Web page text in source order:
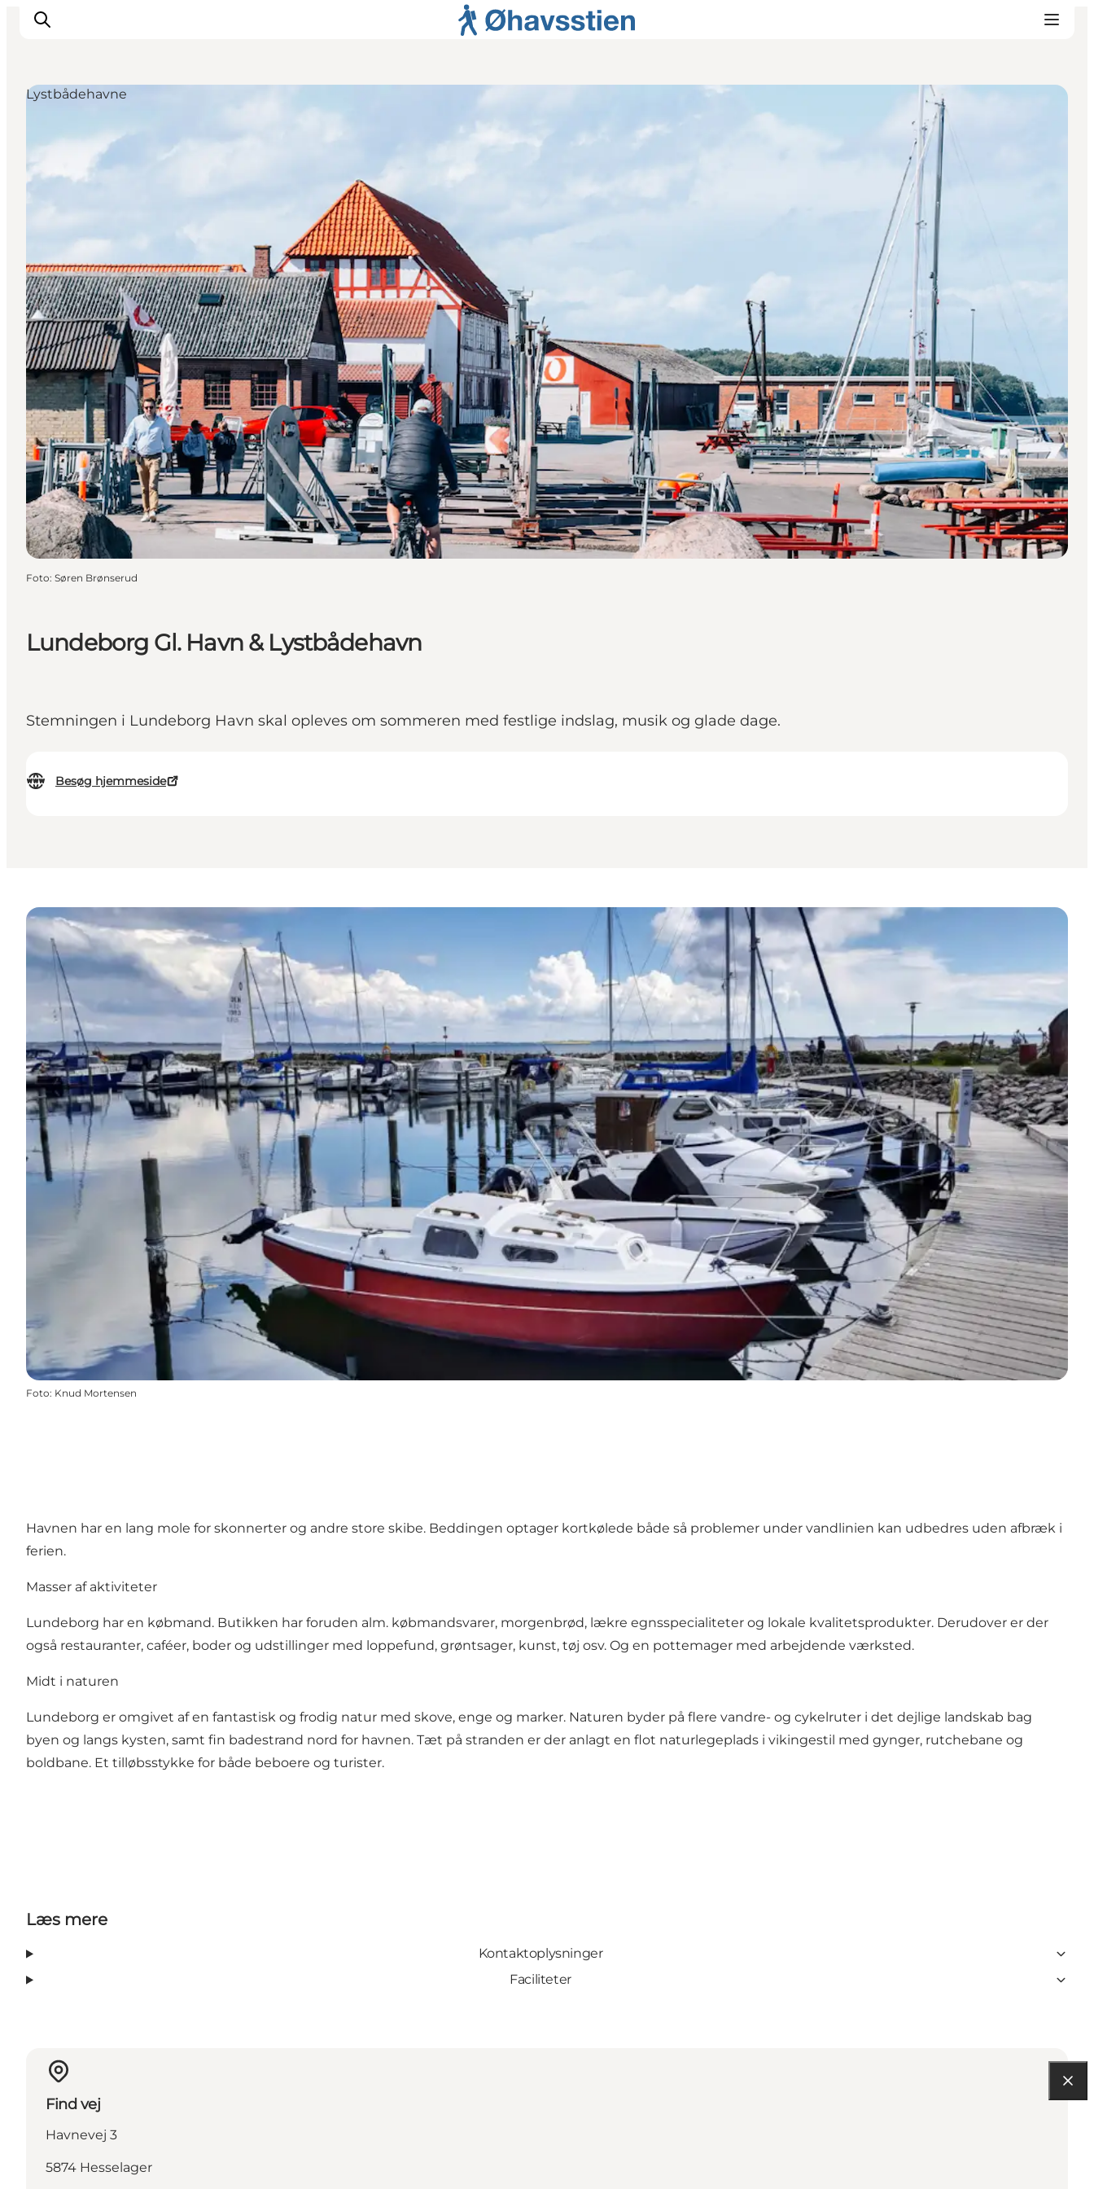
Inspiration
Vandreruter
Planlægning
Lundeborg Gl. Havn & Lystbådehavn
Stemningen i Lundeborg Havn skal opleves om sommeren med festlige indslag, musik og glade dage.
Besøg hjemmeside
Lystbådehavne
Foto: Søren Brønserud
Foto: Knud Mortensen
Havnen har en lang mole for skonnerter og andre store skibe. Beddingen optager kortkølede både så problemer under vandlinien kan udbedres uden afbræk i
ferien.
Masser af aktiviteter
Lundeborg har en købmand. Butikken har foruden alm. købmandsvarer, morgenbrød, lækre egnsspecialiteter og lokale kvalitetsprodukter. Derudover er der
også restauranter, caféer, boder og udstillinger med loppefund, grøntsager, kunst, tøj osv. Og en pottemager med arbejdende værksted.
Midt i naturen
Lundeborg er omgivet af en fantastisk og frodig natur med skove, enge og marker. Naturen byder på flere vandre- og cykelruter i det dejlige landskab bag
byen og langs kysten, samt fin badestrand nord for havnen. Tæt på stranden er der anlagt en flot naturlegeplads i vikingestil med gynger, rutchebane og
boldbane. Et tilløbsstykke for både beboere og turister.
Læs mere
Kontaktoplysninger
Faciliteter
Find vej
Havnevej 3
5874 Hesselager